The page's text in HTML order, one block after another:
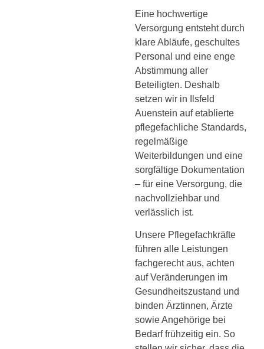
Eine hochwertige
Versorgung entsteht durch
klare Abläufe, geschultes
Personal und eine enge
Abstimmung aller
Beteiligten. Deshalb
setzen wir in Ilsfeld
Auenstein auf etablierte
pflegefachliche Standards,
regelmäßige
Weiterbildungen und eine
sorgfältige Dokumentation
– für eine Versorgung, die
nachvollziehbar und
verlässlich ist.
Unsere Pflegefachkräfte
führen alle Leistungen
fachgerecht aus, achten
auf Veränderungen im
Gesundheitszustand und
binden Ärztinnen, Ärzte
sowie Angehörige bei
Bedarf frühzeitig ein. So